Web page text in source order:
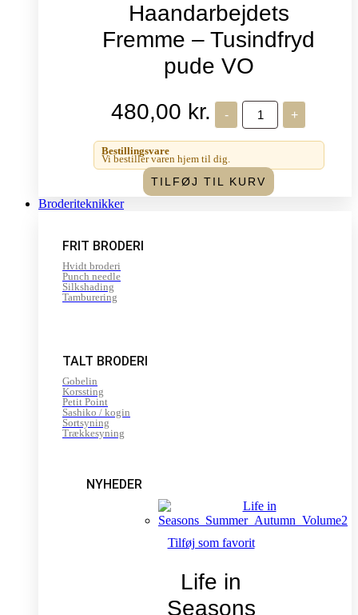
Haandarbejdets
Fremme – Tusindfryd
pude VO
480,00 kr. -
Haandarbejdets
Fremme
-
Tusindfryd
VO
antal
+
Bestillingsvare
Vi bestiller varen hjem til dig.
TILFØJ TIL KURV
Broderiteknikker
FRIT BRODERI
Hvidt broderi
Punch needle
Silkshading
Tamburering
TALT BRODERI
Gobelin
Korssting
Petit Point
Sashiko / kogin
Sortsyning
Trækkesyning
NYHEDER
Tilføj som favorit
Life in
Seasons